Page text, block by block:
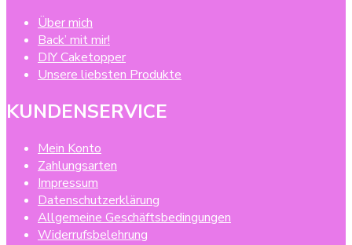
Über mich
Back’ mit mir!
DIY Caketopper
Unsere liebsten Produkte
KUNDENSERVICE
Mein Konto
Zahlungsarten
Impressum
Datenschutzerklärung
Allgemeine Geschäftsbedingungen
Widerrufsbelehrung